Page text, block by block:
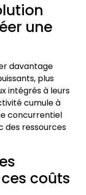
une
davantage
plus
intégrés à leurs
cumule à
concurrentiel
des ressources
coûts